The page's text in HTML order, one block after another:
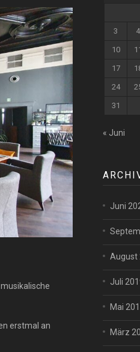
erstmal an
3 4
10
17
24
31
« Juni
Juni
August
Juli
Mai
März